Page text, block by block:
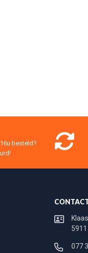
besteld?
5911
077